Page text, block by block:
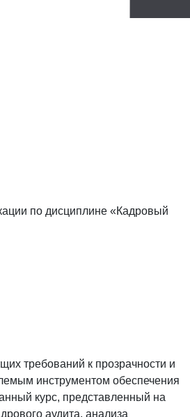
по дисциплине «Кадровый
требований к прозрачности и
инструментом обеспечения
курс, представленный на
аудита, анализа